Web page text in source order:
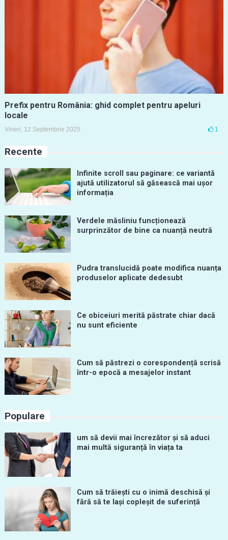
Prefix pentru România: ghid complet pentru apeluri
locale
Vineri, 12 Septembrie 2025 1
Recente
Infinite scroll sau paginare: ce variantă
ajută utilizatorul să găsească mai ușor
informația
Verdele măsliniu funcționează
surprinzător de bine ca nuanță neutră
Pudra translucidă poate modifica nuanța
produselor aplicate dedesubt
Ce obiceiuri merită păstrate chiar dacă
nu sunt eficiente
Cum să păstrezi o corespondență scrisă
într-o epocă a mesajelor instant
Populare
um să devii mai încrezător și să aduci
mai multă siguranță în viața ta
Cum să trăiești cu o inimă deschisă și
fără să te lași copleșit de suferință